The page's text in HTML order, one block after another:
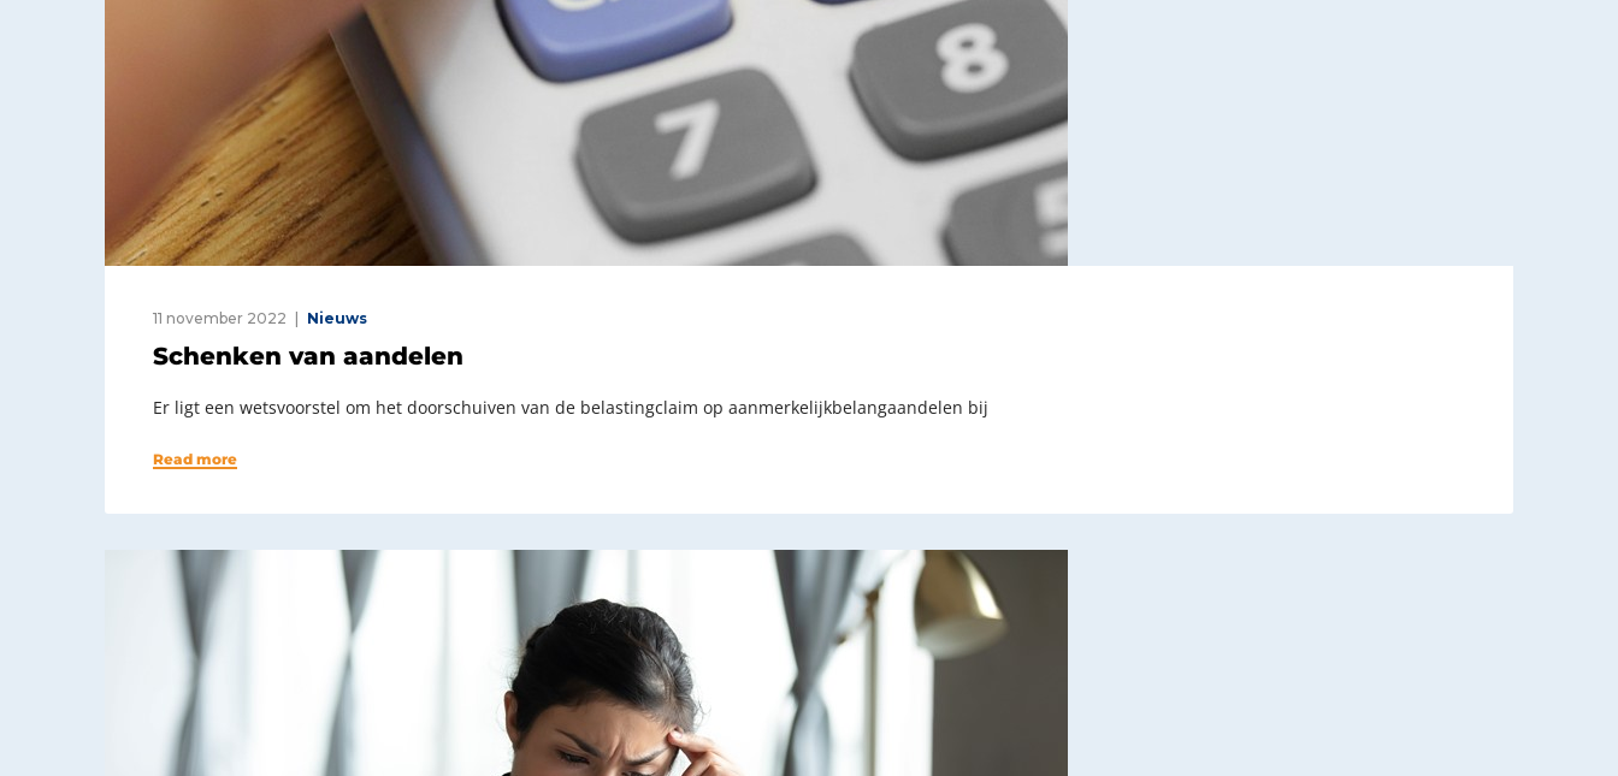
11 november 2022 Nieuws
Schenken van aandelen
Er ligt een wetsvoorstel om het doorschuiven van de belastingclaim op aanmerkelijkbelangaandelen bij
Read more